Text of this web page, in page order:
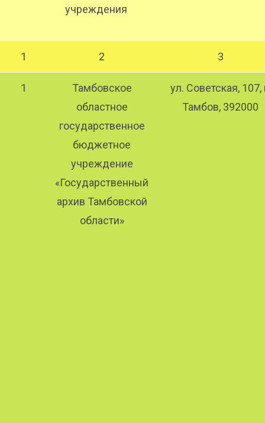
учреждения
1 2 3
1
Тамбовское
областное
государственное
бюджетное
учреждение
«Государственный
архив Тамбовской
области»
ул. Советская, 107,
Тамбов, 392000